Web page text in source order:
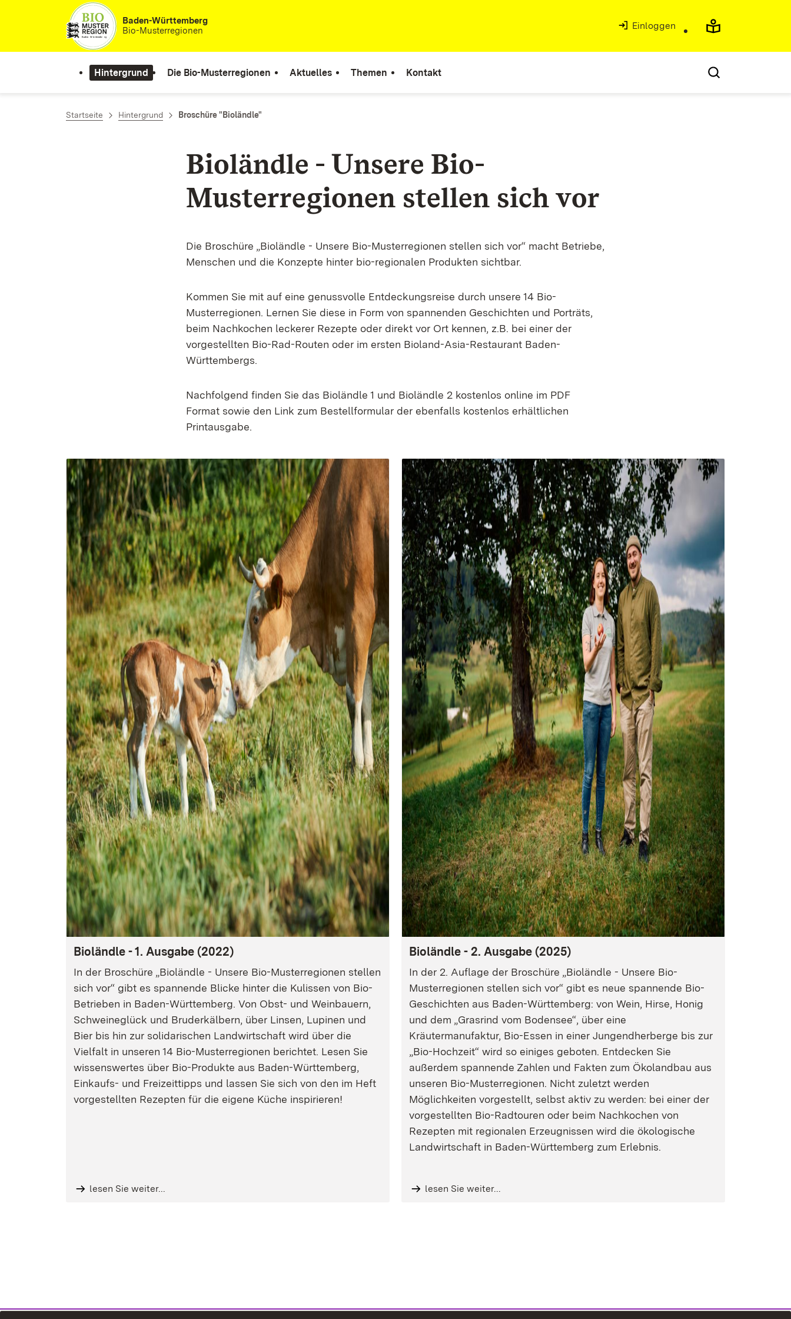
Zum Inhalt springenBaden-Württemberg
Bio-Musterregionen
Einloggen
Hintergrund Die Bio-Musterregionen Aktuelles Themen Kontakt
Startseite Hintergrund Broschüre "Bioländle"
Bioländle - Unsere Bio-
Musterregionen stellen sich vor
Die Broschüre „Bioländle - Unsere Bio-Musterregionen stellen sich vor“ macht Betriebe,
Menschen und die Konzepte hinter bio-regionalen Produkten sichtbar.
Kommen Sie mit auf eine genussvolle Entdeckungsreise durch unsere 14 Bio-
Musterregionen. Lernen Sie diese in Form von spannenden Geschichten und Porträts,
beim Nachkochen leckerer Rezepte oder direkt vor Ort kennen, z.B. bei einer der
vorgestellten Bio-Rad-Routen oder im ersten Bioland-Asia-Restaurant Baden-
Württembergs.
Nachfolgend finden Sie das Bioländle 1 und Bioländle 2 kostenlos online im PDF
Format sowie den Link zum Bestellformular der ebenfalls kostenlos erhältlichen
Printausgabe.
Bioländle - 1. Ausgabe (2022)
In der Broschüre „Bioländle - Unsere Bio-Musterregionen stellen
sich vor“ gibt es spannende Blicke hinter die Kulissen von Bio-
Betrieben in Baden-Württemberg. Von Obst- und Weinbauern,
Schweineglück und Bruderkälbern, über Linsen, Lupinen und
Bier bis hin zur solidarischen Landwirtschaft wird über die
Vielfalt in unseren 14 Bio-Musterregionen berichtet. Lesen Sie
wissenswertes über Bio-Produkte aus Baden-Württemberg,
Einkaufs- und Freizeittipps und lassen Sie sich von den im Heft
vorgestellten Rezepten für die eigene Küche inspirieren!
lesen Sie weiter...
Bioländle - 2. Ausgabe (2025)
In der 2. Auflage der Broschüre „Bioländle - Unsere Bio-
Musterregionen stellen sich vor“ gibt es neue spannende Bio-
Geschichten aus Baden-Württemberg: von Wein, Hirse, Honig
und dem „Grasrind vom Bodensee“, über eine
Kräutermanufaktur, Bio-Essen in einer Jungendherberge bis zur
„Bio-Hochzeit“ wird so einiges geboten. Entdecken Sie
außerdem spannende Zahlen und Fakten zum Ökolandbau aus
unseren Bio-Musterregionen. Nicht zuletzt werden
Möglichkeiten vorgestellt, selbst aktiv zu werden: bei einer der
vorgestellten Bio-Radtouren oder beim Nachkochen von
Rezepten mit regionalen Erzeugnissen wird die ökologische
Landwirtschaft in Baden-Württemberg zum Erlebnis.
lesen Sie weiter...